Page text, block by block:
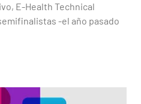
E-Health Technical
-el año pasado